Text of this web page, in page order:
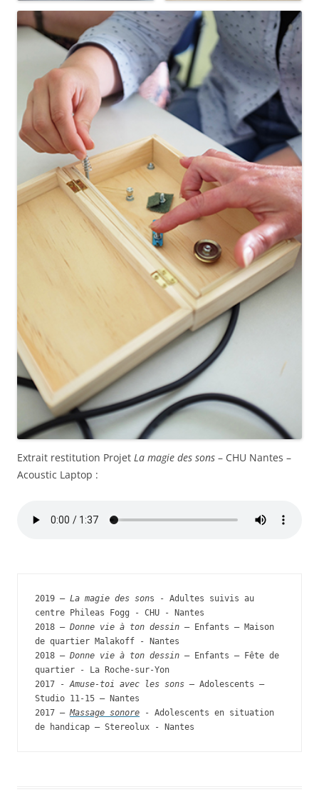
Extrait restitution Projet La magie des sons – CHU Nantes –
Acoustic Laptop :
2019 – La magie des sons - Adultes suivis au
centre Phileas Fogg - CHU - Nantes
2018 – Donne vie à ton dessin – Enfants – Maison
de quartier Malakoff - Nantes
2018 – Donne vie à ton dessin – Enfants – Fête de
quartier - La Roche-sur-Yon
2017 - Amuse-toi avec les sons – Adolescents –
Studio 11-15 – Nantes
2017 – Massage sonore - Adolescents en situation
de handicap – Stereolux - Nantes